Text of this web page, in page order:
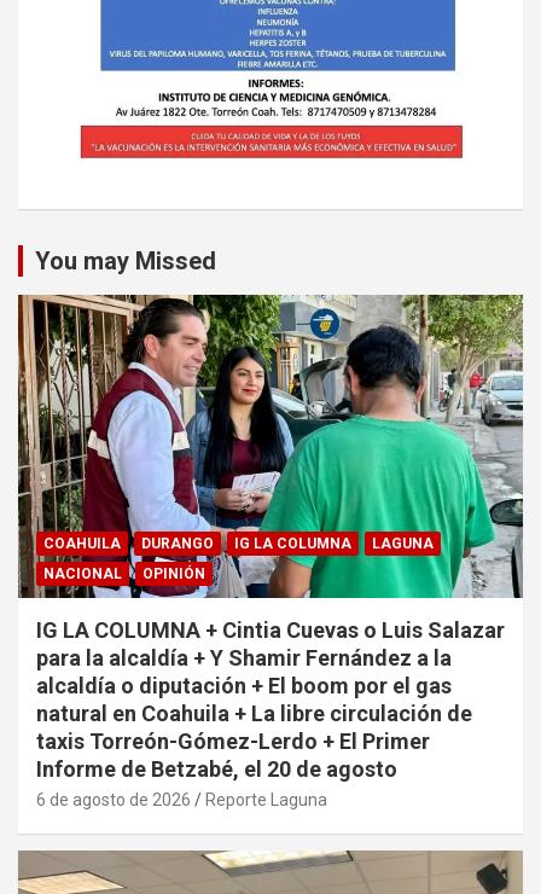
You may Missed
COAHUILA DURANGO IG LA COLUMNA
LAGUNA
NACIONAL
OPINIÓN
IG LA COLUMNA + Cintia Cuevas o Luis Salazar
para la alcaldía + Y Shamir Fernández a la
alcaldía o diputación + El boom por el gas
natural en Coahuila + La libre circulación de
taxis Torreón-Gómez-Lerdo + El Primer
Informe de Betzabé, el 20 de agosto
6 de agosto de 2026 Reporte Laguna